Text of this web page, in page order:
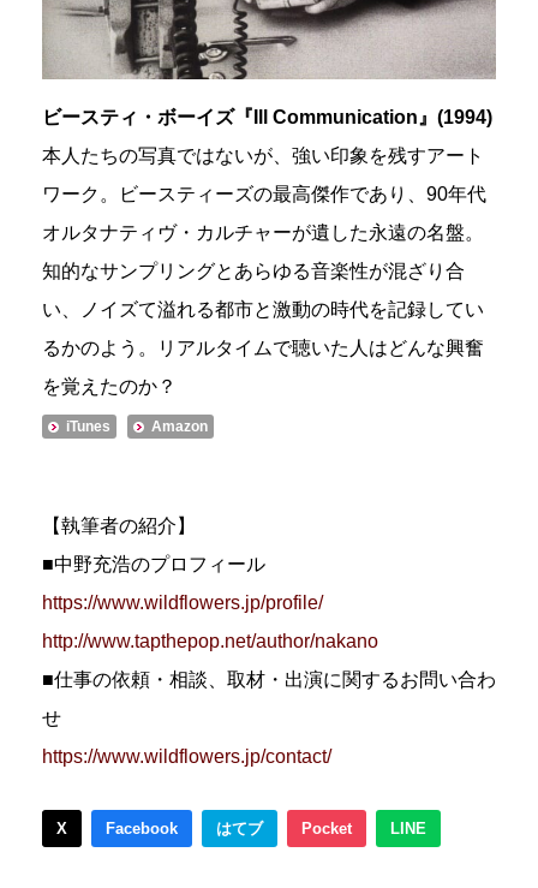
ビースティ・ボーイズ『Ill Communication』(1994)
本人たちの写真ではないが、強い印象を残すアート
ワーク。ビースティーズの最高傑作であり、90年代
オルタナティヴ・カルチャーが遺した永遠の名盤。
知的なサンプリングとあらゆる音楽性が混ざり合
い、ノイズて溢れる都市と激動の時代を記録してい
るかのよう。リアルタイムで聴いた人はどんな興奮
を覚えたのか？
iTunes Amazon
【執筆者の紹介】
■中野充浩のプロフィール
https://www.wildflowers.jp/profile/
http://www.tapthepop.net/author/nakano
■仕事の依頼・相談、取材・出演に関するお問い合わ
せ
https://www.wildflowers.jp/contact/
X Facebook はてブ Pocket LINE